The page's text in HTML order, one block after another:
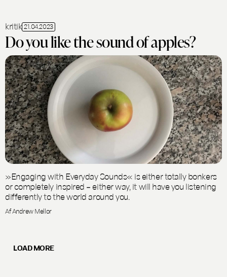
kritik 21.04.2023
Do you like the sound of apples?
»Engaging with Everyday Sounds« is either totally bonkers
or completely inspired – either way, it will have you listening
differently to the world around you.
Af Andrew Mellor
LOAD MORE